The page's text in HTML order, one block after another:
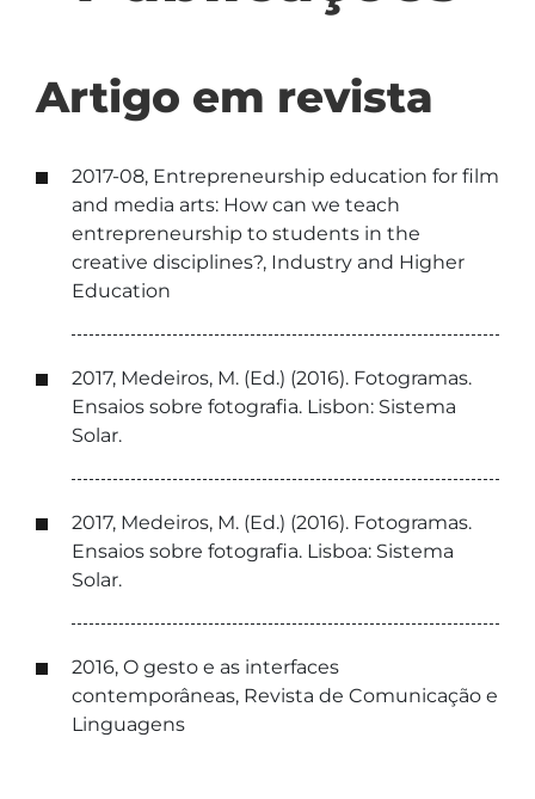
Artigo em revista
2017-08, Entrepreneurship education for film
and media arts: How can we teach
entrepreneurship to students in the
creative disciplines?, Industry and Higher
Education
2017, Medeiros, M. (Ed.) (2016). Fotogramas.
Ensaios sobre fotografia. Lisbon: Sistema
Solar.
2017, Medeiros, M. (Ed.) (2016). Fotogramas.
Ensaios sobre fotografia. Lisboa: Sistema
Solar.
2016, O gesto e as interfaces
contemporâneas, Revista de Comunicação e
Linguagens